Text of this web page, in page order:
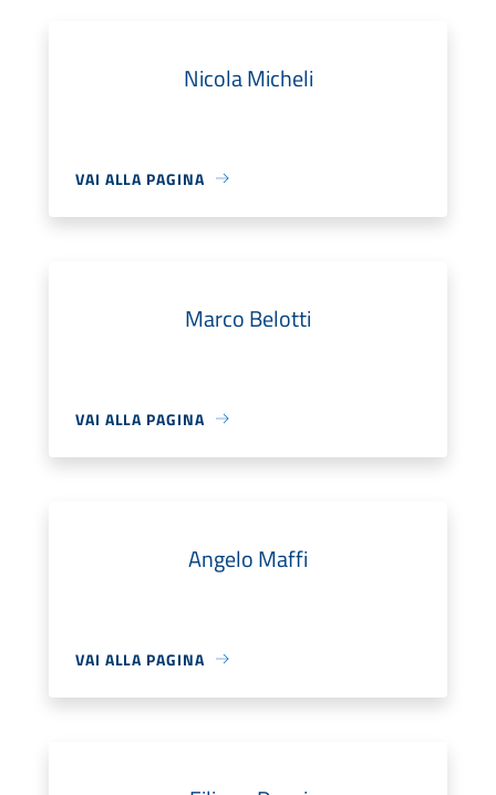
Nicola Micheli
VAI ALLA PAGINA
Marco Belotti
VAI ALLA PAGINA
Angelo Maffi
VAI ALLA PAGINA